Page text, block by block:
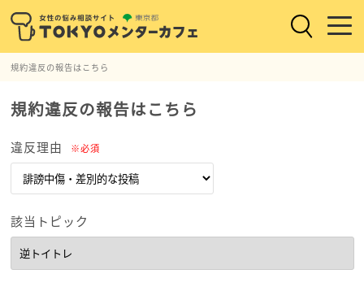
規約違反の報告はこちら
規約違反の報告はこちら
違反理由 ※必須
該当トピック